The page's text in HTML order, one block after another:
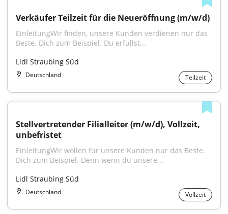
Verkäufer Teilzeit für die Neueröffnung (m/w/d)
EinleitungWir finden, unsere Kunden verdienen nur das
Beste. Dich zum Beispiel. Du erfüllst...
Lidl Straubing Süd
Deutschland Teilzeit
Stellvertretender Filialleiter (m/w/d), Vollzeit,
unbefristet
EinleitungWir wollen für unsere Kunden nur das Beste.
Dich zum Beispiel. Denn wenn du unsere...
Lidl Straubing Süd
Deutschland Vollzeit